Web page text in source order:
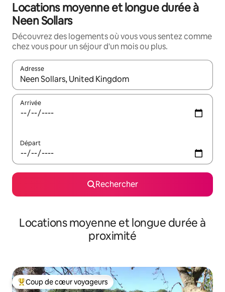
Locations moyenne et longue durée à
Neen Sollars
Découvrez des logements où vous vous sentez comme
chez vous pour un séjour d'un mois ou plus.
Adresse
Lorsque les résultats s'affichent, utilisez les flèches vers le
Arrivée
Départ
Rechercher
Locations moyenne et longue durée à
proximité
Coups de cœur voyageurs les plus appréciés
Coup de cœur voyageurs